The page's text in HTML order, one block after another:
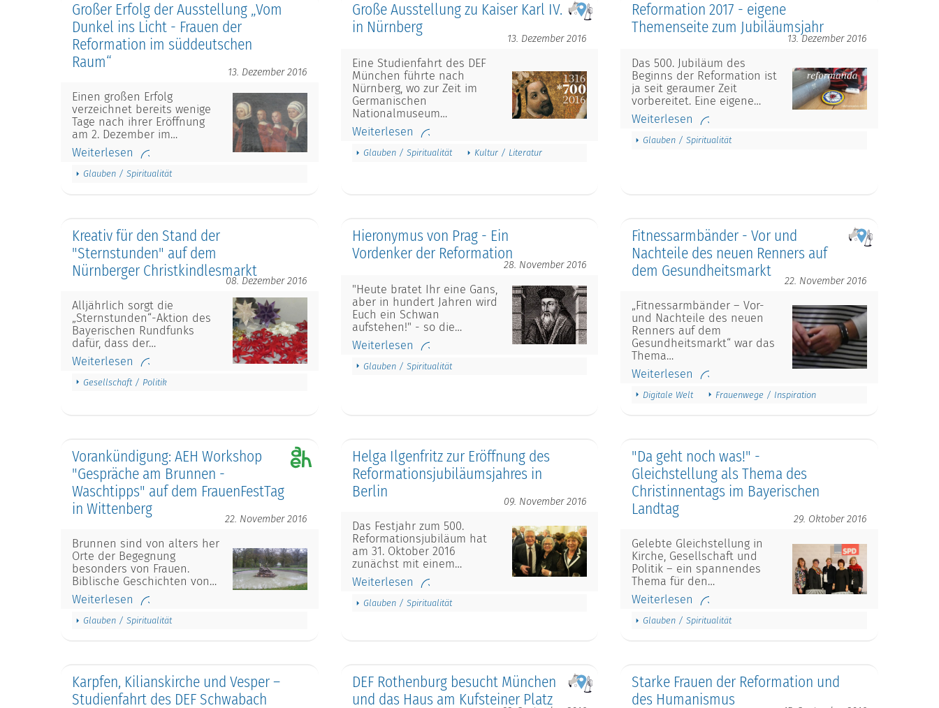
Großer Erfolg der Ausstellung „Vom
Dunkel ins Licht - Frauen der
Reformation im süddeutschen
Raum“
13. Dezember 2016
Einen großen Erfolg
verzeichnet bereits wenige
Tage nach ihrer Eröffnung
am 2. Dezember im…
Weiterlesen
Glauben / Spiritualität
Große Ausstellung zu Kaiser Karl IV.
in Nürnberg
13. Dezember 2016
Eine Studienfahrt des DEF
München führte nach
Nürnberg, wo zur Zeit im
Germanischen
Nationalmuseum…
Weiterlesen
Glauben / Spiritualität Kultur / Literatur
Reformation 2017 - eigene
Themenseite zum Jubiläumsjahr
13. Dezember 2016
Das 500. Jubiläum des
Beginns der Reformation ist
ja seit geraumer Zeit
vorbereitet. Eine eigene…
Weiterlesen
Glauben / Spiritualität
Kreativ für den Stand der
"Sternstunden" auf dem
Nürnberger Christkindlesmarkt
08. Dezember 2016
Alljährlich sorgt die
„Sternstunden“-Aktion des
Bayerischen Rundfunks
dafür, dass der…
Weiterlesen
Gesellschaft / Politik
Hieronymus von Prag - Ein
Vordenker der Reformation
28. November 2016
"Heute bratet Ihr eine Gans,
aber in hundert Jahren wird
Euch ein Schwan
aufstehen!" - so die…
Weiterlesen
Glauben / Spiritualität
Fitnessarmbänder - Vor und
Nachteile des neuen Renners auf
dem Gesundheitsmarkt
22. November 2016
„Fitnessarmbänder – Vor-
und Nachteile des neuen
Renners auf dem
Gesundheitsmarkt“ war das
Thema…
Weiterlesen
Digitale Welt Frauenwege / Inspiration
Vorankündigung: AEH Workshop
"Gespräche am Brunnen -
Waschtipps" auf dem FrauenFestTag
in Wittenberg
22. November 2016
Brunnen sind von alters her
Orte der Begegnung
besonders von Frauen.
Biblische Geschichten von…
Weiterlesen
Glauben / Spiritualität
Helga Ilgenfritz zur Eröffnung des
Reformationsjubiläumsjahres in
Berlin
09. November 2016
Das Festjahr zum 500.
Reformationsjubiläum hat
am 31. Oktober 2016
zunächst mit einem…
Weiterlesen
Glauben / Spiritualität
"Da geht noch was!" -
Gleichstellung als Thema des
Christinnentags im Bayerischen
Landtag
29. Oktober 2016
Gelebte Gleichstellung in
Kirche, Gesellschaft und
Politik – ein spannendes
Thema für den…
Weiterlesen
Glauben / Spiritualität
Karpfen, Kilianskirche und Vesper –
Studienfahrt des DEF Schwabach
DEF Rothenburg besucht München
und das Haus am Kufsteiner Platz
Starke Frauen der Reformation und
des Humanismus